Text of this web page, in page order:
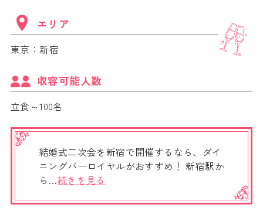
エリア
東京：新宿
収容可能人数
立食～100名
結婚式二次会を新宿で開催するなら、ダイ
ニングバーロイヤルがおすすめ！ 新宿駅か
ら…続きを見る